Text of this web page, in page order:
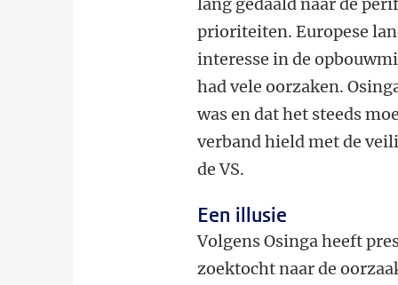
prioriteiten. Europese
interesse in de
had vele oorzaken.
was en dat het steeds
verband hield met de
de VS.
Een illusie
Volgens Osinga heeft
zoektocht naar de